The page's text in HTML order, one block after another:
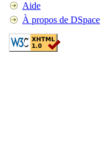
Aide
À propos de DSpace